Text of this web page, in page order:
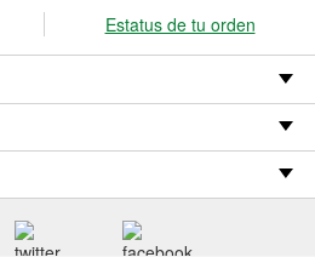
Estatus de tu orden